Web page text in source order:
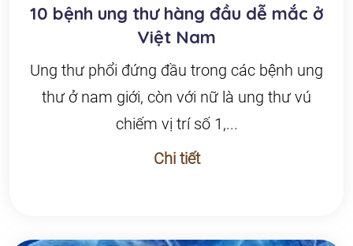
10 bệnh ung thư hàng đầu dễ mắc ở
Việt Nam
Ung thư phổi đứng đầu trong các bệnh ung
thư ở nam giới, còn với nữ là ung thư vú
chiếm vị trí số 1,...
Chi tiết